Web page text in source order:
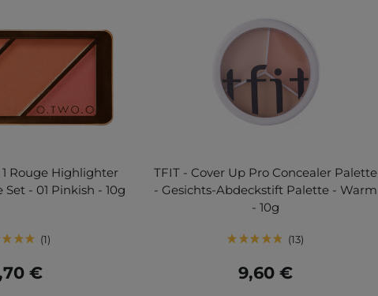
1 Rouge Highlighter
- 01 Pinkish - 10g
1
€
TFIT - Cover Up Pro Concealer Palette
- Gesichts-Abdeckstift Palette - Warm
- 10g
13
9,60 €